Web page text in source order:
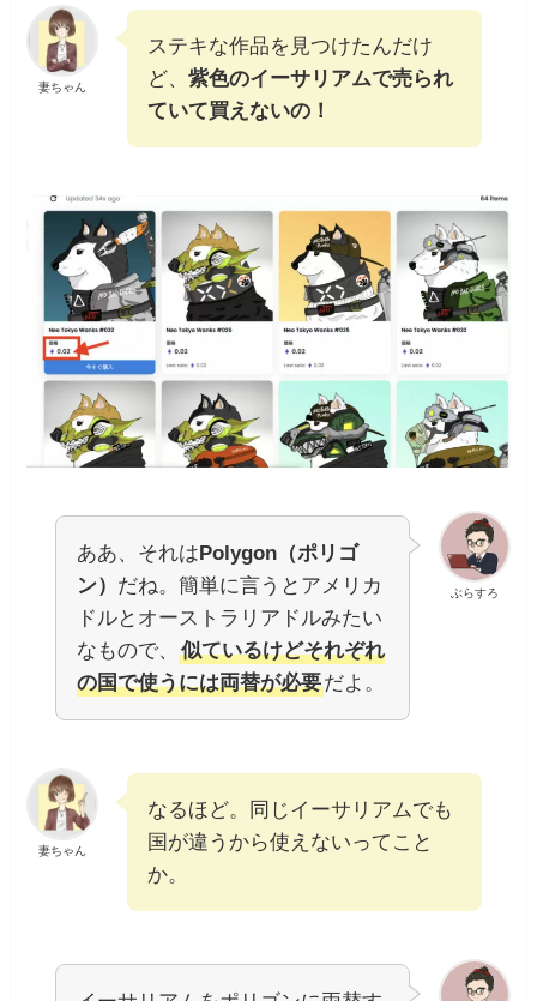
妻ちゃん
ステキな作品を見つけたんだけ
ど、紫色のイーサリアムで売られ
ていて買えないの！
ぶらすろ
ああ、それは Polygon（ポリゴ
ン） だね。簡単に言うとアメリカ
ドルとオーストラリアドルみたい
なもので、似ているけどそれぞれ
の国で使うには両替が必要だよ。
妻ちゃん
なるほど。同じイーサリアムでも
国が違うから使えないってこと
か。